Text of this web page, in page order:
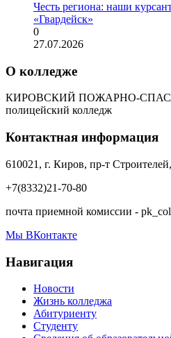
Честь региона: наши
«Гвардейск»
0
27.07.2026
О колледже
КИРОВСКИЙ ПОЖАРНО-
полицейский колледж
Контактная информация
610021, г. Киров, пр-т
+7(8332)21-70-80
почта приемной комиссии -
Мы ВКонтакте
Навигация
Новости
Жизнь колледжа
Абитуриенту
Студенту